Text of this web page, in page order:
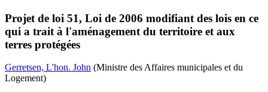
Projet de loi 51, Loi de 2006 modifiant des lois en ce
qui a trait à l'aménagement du territoire et aux
terres protégées
Gerretsen, L'hon. John (Ministre des Affaires municipales et du
Logement)